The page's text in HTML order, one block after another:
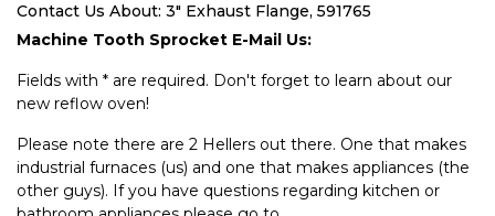
Contact Us About: 3" Exhaust Flange, 591765
Machine Tooth Sprocket E-Mail Us:
Fields with * are required. Don't forget to learn about our
new reflow oven!
Please note there are 2 Hellers out there. One that makes
industrial furnaces (us) and one that makes appliances (the
other guys). If you have questions regarding kitchen or